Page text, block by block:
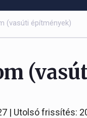
(vasúti építmények)
| Utolsó frissítés: